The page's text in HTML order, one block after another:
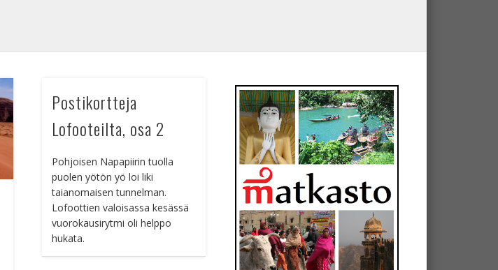
Postikortteja
Lofooteilta, osa 2
Pohjoisen Napapiirin tuolla
puolen yötön yö loi liki
taianomaisen tunnelman.
Lofoottien valoisassa kesässä
vuorokausirytmi oli helppo
hukata.